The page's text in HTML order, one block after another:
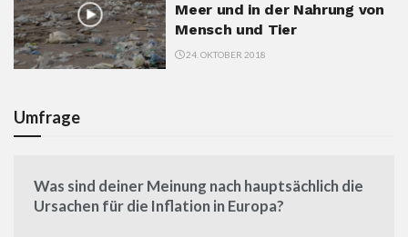
Meer und in der Nahrung von
Mensch und Tier
24. OKTOBER 2018
Umfrage
Was sind deiner Meinung nach hauptsächlich die
Ursachen für die Inflation in Europa?